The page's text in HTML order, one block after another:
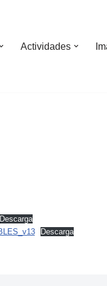
Actividades
Descarga
Descarga